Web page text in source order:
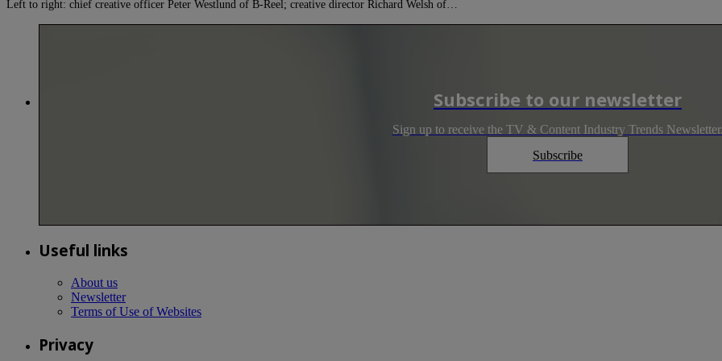
Left to right: chief creative officer Peter Westlund of B-Reel; creative director Richard Welsh of…
Subscribe to our newsletter
Sign up to receive the TV & Content Industry Trends
Subscribe
Useful links
About us
Newsletter
Terms of Use of Websites
Privacy